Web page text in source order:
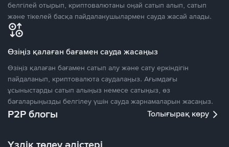
белгілей отырып, криптовалютаны оңай сатып алып, сатып
және тікелей басқа пайдаланушылармен сауда жасай алады.
Өзіңіз қалаған бағамен сауда жасаңыз
Өзіңіз қалаған бағамен сатып алу және сату еркіндігін
пайдаланып, криптовалюта саудалаңыз. Ағымдағы
ұсыныстарды сатып алыңыз немесе сатыңыз, өз
бағаларыңызды белгілеу үшін сауда жарнамаларын жасаңыз.
P2P блогы Толығырақ көру